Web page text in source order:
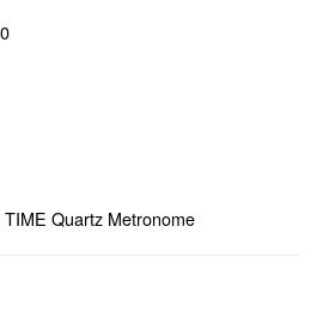
Quartz Metronome